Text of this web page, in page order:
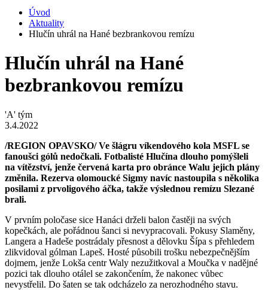
Úvod
Aktuality
Hlučín uhrál na Hané bezbrankovou remízu
Hlučín uhrál na Hané
bezbrankovou remízu
'A' tým
3.4.2022
/REGION OPAVSKO/ Ve šlágru víkendového kola MSFL se
fanoušci gólů nedočkali. Fotbalisté Hlučína dlouho pomýšleli
na vítězství, jenže červená karta pro obránce Walu jejich plány
změnila. Rezerva olomoucké Sigmy navíc nastoupila s několika
posilami z prvoligového áčka, takže výslednou remízu Slezané
brali.
V prvním poločase sice Hanáci drželi balon častěji na svých
kopečkách, ale pořádnou šanci si nevypracovali. Pokusy Slaměny,
Langera a Hadeše postrádaly přesnost a dělovku Šípa s přehledem
zlikvidoval gólman Lapeš. Hosté působili trošku nebezpečnějším
dojmem, jenže Lokša centr Waly nezužitkoval a Moučka v nadějné
pozici tak dlouho otálel se zakončením, že nakonec vůbec
nevystřelil. Do šaten se tak odcházelo za nerozhodného stavu.